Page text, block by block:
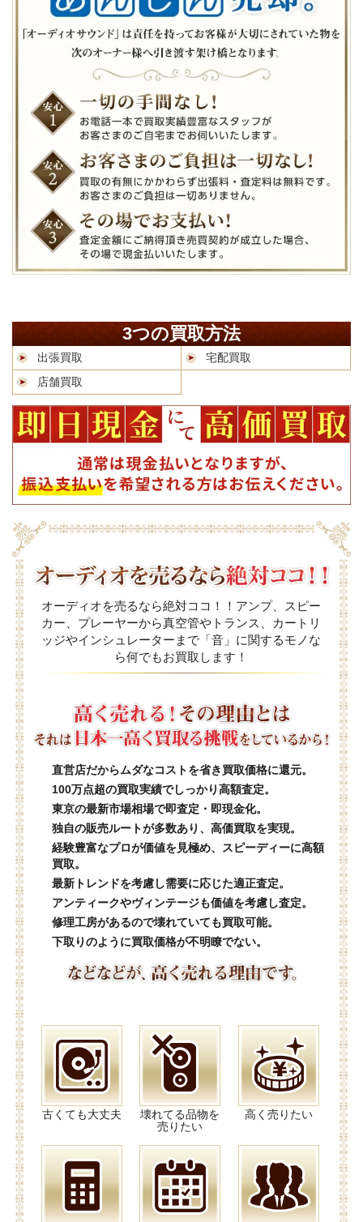
3つの買取方法
出張買取
宅配買取
店舗買取
オーディオを売るなら絶対ココ！！アンプ、スピー
カー、プレーヤーから真空管やトランス、カートリ
ッジやインシュレーターまで「音」に関するモノな
ら何でもお買取します！
直営店だからムダなコストを省き買取価格に還元。
100万点超の買取実績でしっかり高額査定。
東京の最新市場相場で即査定・即現金化。
独自の販売ルートが多数あり、高価買取を実現。
経験豊富なプロが価値を見極め、スピーディーに高額
買取。
最新トレンドを考慮し需要に応じた適正査定。
アンティークやヴィンテージも価値を考慮し査定。
修理工房があるので壊れていても買取可能。
下取りのように買取価格が不明瞭でない。
古くても大丈夫
壊れてる品物を
売りたい
高く売りたい